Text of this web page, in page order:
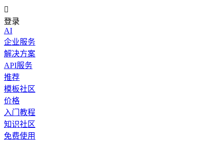

登录
AI
企业服务
解决方案
API服务
推荐
模板社区
价格
入门教程
知识社区
免费使用